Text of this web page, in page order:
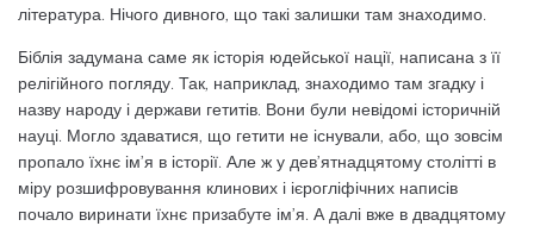
література. Нічого дивного, що такі залишки там знаходимо.
Біблія задумана саме як історія юдейської нації, написана з її
релігійного погляду. Так, наприклад, знаходимо там згадку і
назву народу і держави гетитів. Вони були невідомі історичній
науці. Могло здаватися, що гетити не існували, або, що зовсім
пропало їхнє ім’я в історії. Але ж у дев’ятнадцятому столітті в
міру розшифровування клинових і ієрогліфічних написів
почало виринати їхнє призабуте ім’я. А далі вже в двадцятому